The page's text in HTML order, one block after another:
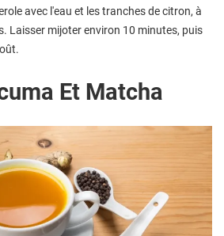
avec l'eau et les tranches de citron, à
Laisser mijoter environ 10 minutes, puis
Et Matcha